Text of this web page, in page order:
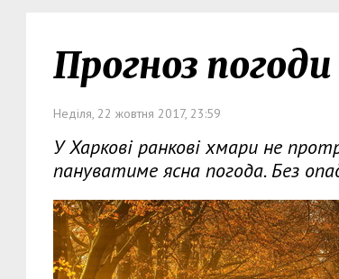
Прогноз
Неділя, 22 жовтня 2017, 23:59
У Харкові ранкові хмари не
пануватиме ясна погода. Без